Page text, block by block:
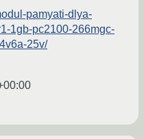
pamyati-dlya-
1gb-pc2100-266mgc-
25v/